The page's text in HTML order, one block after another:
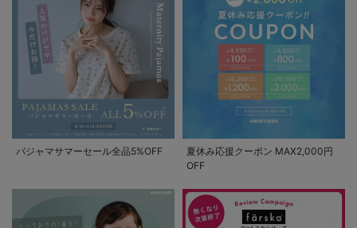
パジャマサマーセール全品5%OFF
夏休み応援クーポン MAX2,000円
OFF